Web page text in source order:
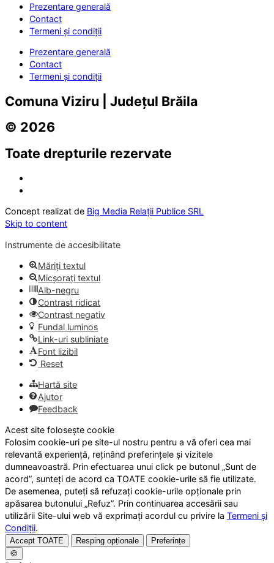
Prezentare generală
Contact
Termeni și condiții
Prezentare generală
Contact
Termeni și condiții
Comuna Viziru | Județul Brăila
© 2026
Toate drepturile rezervate
Concept realizat de Big Media Relații Publice SRL
Skip to content
Instrumente de accesibilitate
Măriți textul
Micșorați textul
Alb-negru
Contrast ridicat
Contrast negativ
Fundal luminos
Link-uri subliniate
Font lizibil
Reset
Hartă site
Ajutor
Feedback
Acest site folosește cookie
Folosim cookie-uri pe site-ul nostru pentru a vă oferi cea mai
relevantă experiență, reținând preferințele și vizitele
dumneavoastră. Prin efectuarea unui click pe butonul „Sunt de
acord”, sunteți de acord ca TOATE cookie-urile să fie utilizate.
De asemenea, puteți să refuzați cookie-urile opționale prin
apăsarea butonului „Refuz”. Prin continuarea accesării sau
utilizării Site-ului web vă exprimați acordul cu privire la Termeni și
Condiții.
Accept TOATE Resping opționale
Preferințe
🍪